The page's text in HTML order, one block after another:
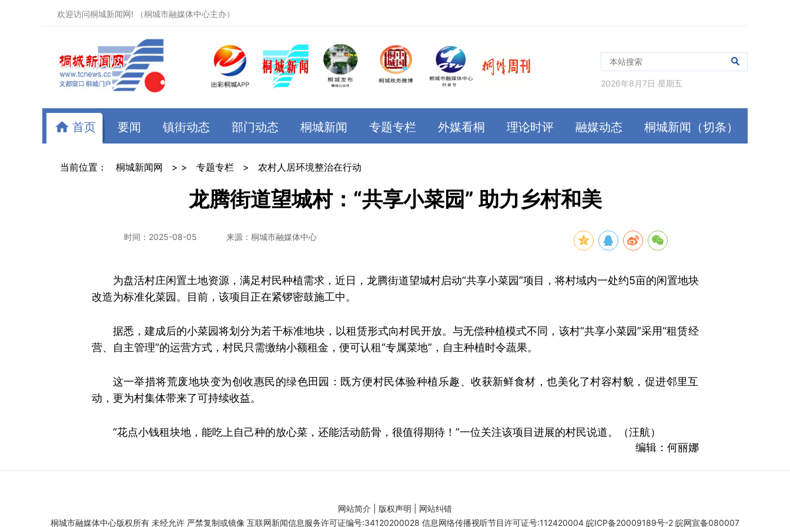
欢迎访问桐城新闻网! （桐城市融媒体中心主办）
2026年8月7日 星期五
首页 要闻 镇街动态 部门动态 桐城新闻 专题专栏 外媒看桐 理论时评 融媒动态 桐城新闻（切条）
当前位置： 桐城新闻网 > > 专题专栏 > 农村人居环境整治在行动
龙腾街道望城村：“共享小菜园” 助力乡村和美
时间：2025-08-05 来源：桐城市融媒体中心
为盘活村庄闲置土地资源，满足村民种植需求，近日，龙腾街道望城村启动“共享小菜园”项目，将村域内一处约5亩的闲置地块
改造为标准化菜园。
目前，该项目正在紧锣密鼓施工中。
据悉，建成后的小菜园将划分为若干标准地块，以租赁形式向村民开放。 与无偿种植模式不同，该村“共享小菜园”采用“租赁经
营、自主管理”的运营方式，村民只需缴纳小额租金，便可认租“专属菜地”，自主种植时令蔬果。
这一举措将荒废地块变为创收惠民的绿色田园：既方便村民体验种植乐趣、收获新鲜食材，也美化了村容村貌，促进邻里互
动，更为村集体带来了可持续收益。
“花点小钱租块地，能吃上自己种的放心菜，还能活动筋骨，很值得期待！”一位关注该项目进展的村民说道。（汪航）
编辑：何丽娜
网站简介 版权声明
网站纠错
桐城市融媒体中心版权所有 未经允许 严禁复制或镜像 互联网新闻信息服务许可证编号:34120200028 信息网络传播视听节目许可证号:112420004 皖ICP备20009189号-2 皖网宣备080007